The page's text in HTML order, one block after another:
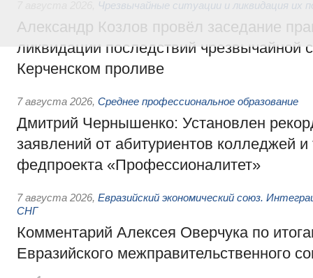
Чрезвычайные ситуации и ликвидация их
Александр Козлов провёл заседание
ликвидации последствий чрезвычайной
Керченском проливе
7 августа 2026, Среднее профессиональное образование
Дмитрий Чернышенко: Установлен
заявлений от абитуриентов колледжей и
федпроекта «Профессионалитет»
7 августа 2026, Евразийский экономический союз.
СНГ
Комментарий Алексея Оверчука по
Евразийского межправительственного